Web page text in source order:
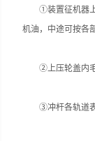
①装置征机器上
机油，中途可按各
②上压轮盖内毛
③冲杆各轨道表